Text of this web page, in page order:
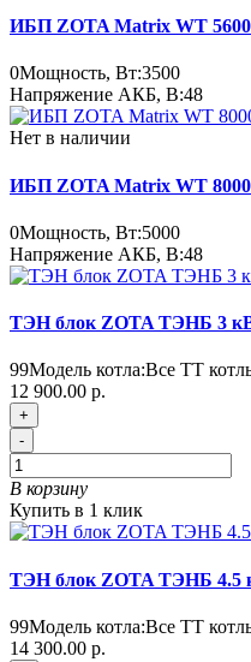
ИБП ZOTA Matrix WT
0Мощность, Вт:3500
Напряжение АКБ, В:48
Нет в наличии
ИБП ZOTA Matrix WT
0Мощность, Вт:5000
Напряжение АКБ, В:48
ТЭН блок ZOTA ТЭНБ 3
99Модель котла:Все ТТ
12 900.00 р.
+
-
В корзину
Купить в 1 клик
ТЭН блок ZOTA ТЭНБ 4.5
99Модель котла:Все ТТ
14 300.00 р.